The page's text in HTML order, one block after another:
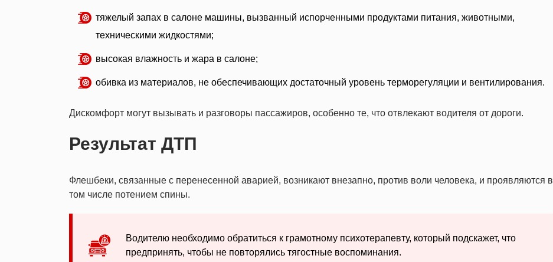
тяжелый запах в салоне машины, вызванный испорченными продуктами питания, животными,
техническими жидкостями;
высокая влажность и жара в салоне;
обивка из материалов, не обеспечивающих достаточный уровень терморегуляции и вентилирования.
Дискомфорт могут вызывать и разговоры пассажиров, особенно те, что отвлекают водителя от дороги.
Результат ДТП
Флешбеки, связанные с перенесенной аварией, возникают внезапно, против воли человека, и проявляются в
том числе потением спины.
Водителю необходимо обратиться к грамотному психотерапевту, который подскажет, что
предпринять, чтобы не повторялись тягостные воспоминания.